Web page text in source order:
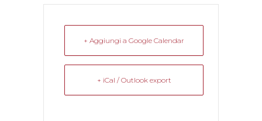
+ Aggiungi a Google Calendar
+ iCal / Outlook export